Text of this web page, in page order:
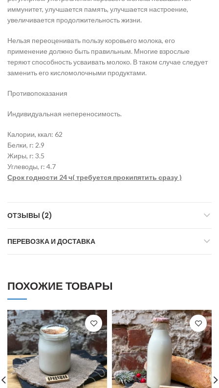
иммунитет, улучшается память, улучшается настроение,
увеличивается продолжительность жизни.
Нельзя переоценивать пользу коровьего молока, его
применение должно быть правильным. Многие взрослые
теряют способность усваивать молоко. В таком случае следует
заменить его кисломолочными продуктами.
Противопоказания
Индивидуальная непереносимость.
Калории, ккал: 62
Белки, г: 2.9
Жиры, г: 3.5
Углеводы, г: 4.7
Срок годности 24 ч( требуется прокипятить сразу )
ОТЗЫВЫ (2)
ПЕРЕВОЗКА И ДОСТАВКА
ПОХОЖИЕ ТОВАРЫ